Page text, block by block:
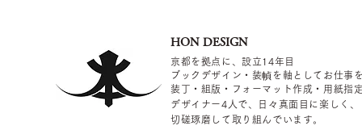
HON DESIGN
京都を拠点に、設立14年目
ブックデザイン・装幀を軸としてお仕事
装丁・組版・フォーマット作成・用紙指
デザイナー4 人で、日々真面目に楽しく、
切磋琢磨して取り組んでいます。